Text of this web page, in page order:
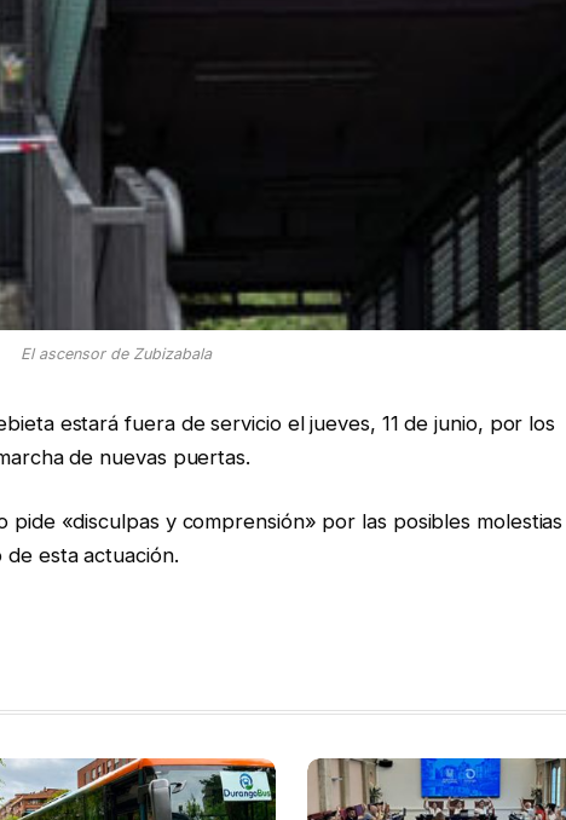
El ascensor de Zubizabala
estará fuera de servicio el jueves, 11 de junio, por los
de nuevas puertas.
pide «disculpas y comprensión» por las posibles molestias
esta actuación.